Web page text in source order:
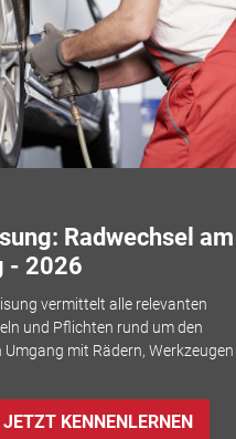
Radwechsel am
- 2026
vermittelt alle relevanten
und Pflichten rund um den
mit Rädern, Werkzeugen
JETZT KENNENLERNEN